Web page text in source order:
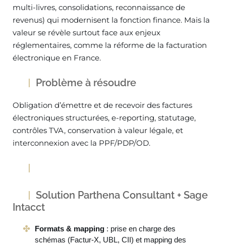
multi-livres, consolidations, reconnaissance de
revenus) qui modernisent la fonction finance. Mais la
valeur se révèle surtout face aux enjeux
réglementaires, comme la réforme de la facturation
électronique en France.
Problème à résoudre
Obligation d’émettre et de recevoir des factures
électroniques structurées, e-reporting, statutage,
contrôles TVA, conservation à valeur légale, et
interconnexion avec la PPF/PDP/OD.
Solution Parthena Consultant + Sage
Intacct
Formats & mapping : prise en charge des
schémas (Factur-X, UBL, CII) et mapping des